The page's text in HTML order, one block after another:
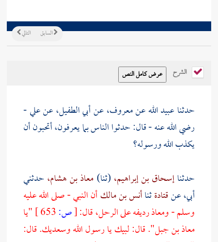
التالي السابق
الشرح
حدثناعبيد الله عن معروف،عنأبي الطفيل،عنعلي-
رضي الله عنه - قال: حدثوا الناس بما يعرفون، أتحبون أن
يكذب الله ورسوله؟
حدثناإسحاق بن إبراهيم، (ثنا) معاذ بن هشام، حدثني
أبي، عنقتادةثناأنس بن مالكأن النبي - صلى الله عليه
وسلم - ومعاذ رديفه على الرحل، قال:[ص:
"يا
معاذ بن جبل". قال: لبيك يا رسول الله وسعديك. قال: